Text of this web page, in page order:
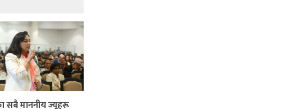
सबै माननीय ज्यूहरू